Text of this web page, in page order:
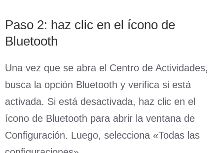
Paso 2: haz clic en el ícono de
Bluetooth
Una vez que se abra el Centro de Actividades,
busca la opción Bluetooth y verifica si está
activada. Si está desactivada, haz clic en el
ícono de Bluetooth para abrir la ventana de
Configuración. Luego, selecciona «Todas las